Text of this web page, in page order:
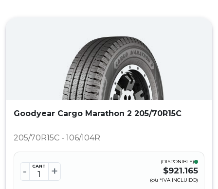
Goodyear Cargo Marathon 2 205/70R15C
205/70R15C - 106/104R
- CANT +
(DISPONIBLE)
$921.165
(c/u *IVA INCLUIDO)